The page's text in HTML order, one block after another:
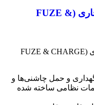
جعبه دکوری چاشنی و خرج انفجاری (FUZE &
💠 جعبه دکوری چاشنی و خرج انفجاری (FUZE & CHARGE
و حمل چاشنی‌ها و
نظامی ساخته شده